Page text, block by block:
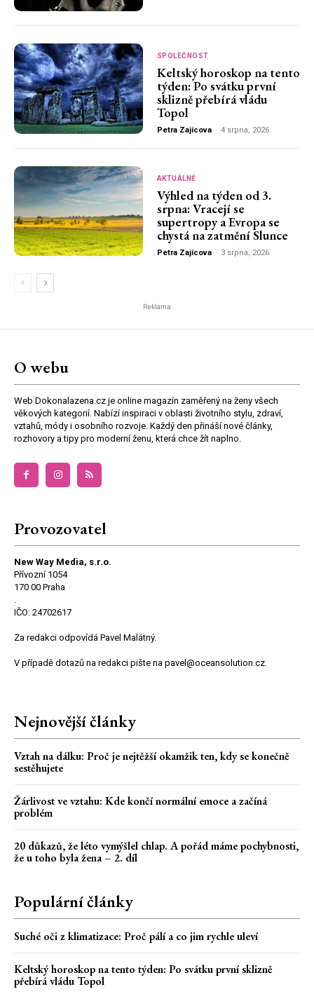
SPOLEČNOST
Keltský horoskop na tento
týden: Po svátku první
sklizně přebírá vládu
Topol
Petra Zajícova - 4 srpna, 2026
AKTUÁLNĚ
Výhled na týden od 3.
srpna: Vracejí se
supertropy a Evropa se
chystá na zatmění Slunce
Petra Zajícova - 3 srpna, 2026
Reklama
O webu
Web Dokonalazena.cz je online magazín zaměřený na ženy všech
věkových kategorií. Nabízí inspiraci v oblasti životního stylu, zdraví,
vztahů, módy i osobního rozvoje. Každý den přináší nové články,
rozhovory a tipy pro moderní ženu, která chce žít naplno.
Provozovatel
New Way Media, s.r.o.
Přívozní 1054
170 00 Praha
.
IČO: 24702617
Za redakci odpovídá Pavel Malátný.
V případě dotazů na redakci pište na pavel@oceansolution.cz.
Nejnovější články
Vztah na dálku: Proč je nejtěžší okamžik ten, kdy se konečně
sestěhujete
Žárlivost ve vztahu: Kde končí normální emoce a začíná
problém
20 důkazů, že léto vymýšlel chlap. A pořád máme pochybnosti,
že u toho byla žena – 2. díl
Populární články
Suché oči z klimatizace: Proč pálí a co jim rychle uleví
Keltský horoskop na tento týden: Po svátku první sklizně
přebírá vládu Topol